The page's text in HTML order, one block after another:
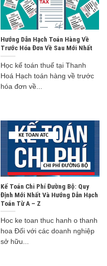
Hướng Dẫn Hạch Toán Hàng Về
Trước Hóa Đơn Về Sau Mới Nhất
Học kế toán thuế tại Thanh
Hoá Hạch toán hàng về trước
hóa đơn về...
Kế Toán Chi Phí Đường Bộ: Quy
Định Mới Nhất Và Hướng Dẫn Hạch
Toán Từ A – Z
Hoc ke toan thuc hanh o thanh
hoa Đối với các doanh nghiệp
sở hữu...